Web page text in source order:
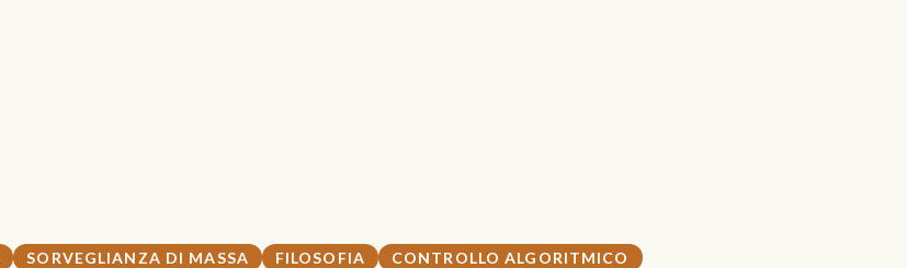
SORVEGLIANZA DI MASSA FILOSOFIA CONTROLLO ALGORITMICO